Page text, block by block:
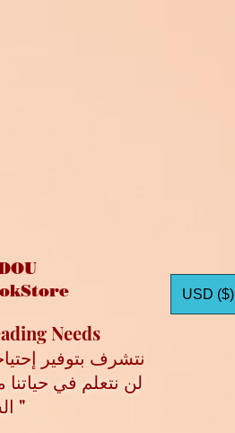
Needs
نتشرف بتوفير
السابقين "
USD ($)